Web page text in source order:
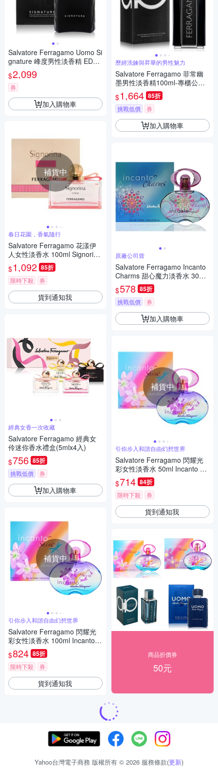
Salvatore Ferragamo Uomo Si
gnature 峰度男性淡香精 EDP
100ml (平行輸入)
$2,099
券
加入購物車
補貨中
春日花園，香氣隨行
Salvatore Ferragamo 花漾伊
人女性淡香水 100ml Signorina
In Fiore EDT
$1,092 85折
限時下殺 券
貨到通知我
經典女香一次收藏
Salvatore Ferragamo 經典女
伶迷你香水禮盒(5mlx4入)
$756 85折
挑戰低價 券
加入購物車
補貨中
引你步入和諧自由幻想世界
Salvatore Ferragamo 閃耀光
彩女性淡香水 100ml Incanto S
hine EDT
$824 85折
限時下殺 券
貨到通知我
歷經洗鍊與昇華的男性魅力
Salvatore Ferragamo 菲常幽
墨男性淡香精100ml-專櫃公司
貨
$1,664 85折
挑戰低價 券
加入購物車
原廠公司貨
Salvatore Ferragamo Incanto
Charms 甜心魔力淡香水 30ml
(原廠公司貨)
$578 85折
挑戰低價 券
加入購物車
補貨中
引你步入和諧自由幻想世界
Salvatore Ferragamo 閃耀光
彩女性淡香水 50ml Incanto Shi
ne EDT
$714 84折
限時下殺 券
貨到通知我
商品折價券
50元
Yahoo台灣電子商務 版權所有 © 2026 服務條款(更新)